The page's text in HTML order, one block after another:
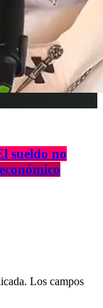
sueldo no
Los campos